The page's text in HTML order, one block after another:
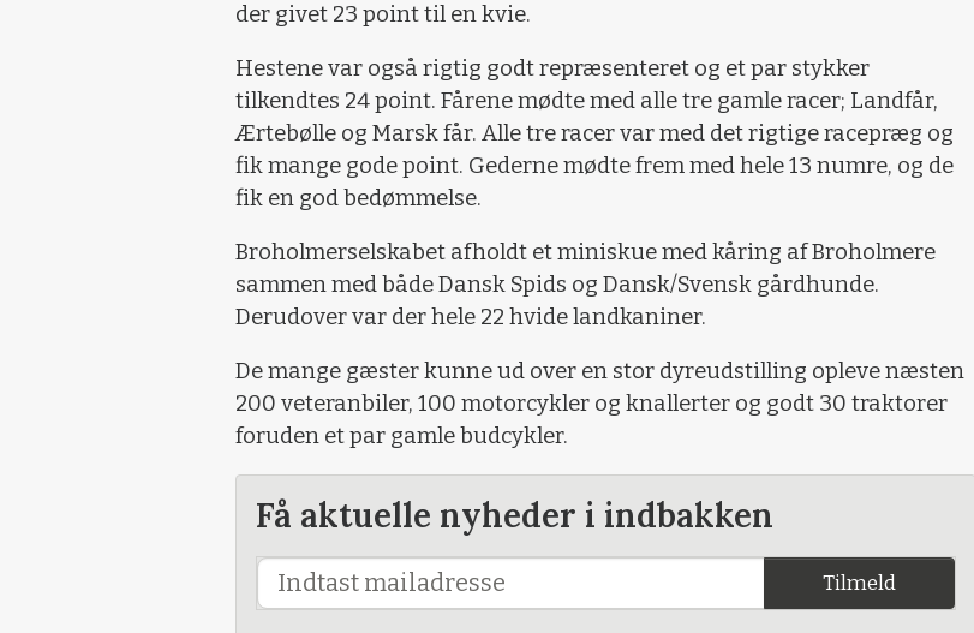
der givet 23 point til en kvie.
Hestene var også rigtig godt repræsenteret og et par stykker
tilkendtes 24 point. Fårene mødte med alle tre gamle racer; Landfår,
Ærtebølle og Marsk får. Alle tre racer var med det rigtige racepræg og
fik mange gode point. Gederne mødte frem med hele 13 numre, og de
fik en god bedømmelse.
Broholmerselskabet afholdt et miniskue med kåring af Broholmere
sammen med både Dansk Spids og Dansk/Svensk gårdhunde.
Derudover var der hele 22 hvide landkaniner.
De mange gæster kunne ud over en stor dyreudstilling opleve næsten
200 veteranbiler, 100 motorcykler og knallerter og godt 30 traktorer
foruden et par gamle budcykler.
Få aktuelle nyheder i indbakken
Tilmeld